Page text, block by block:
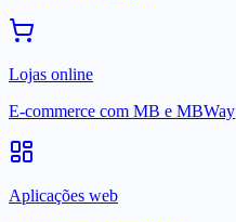
Lojas online
E-commerce com MB e MBWay
Aplicações web